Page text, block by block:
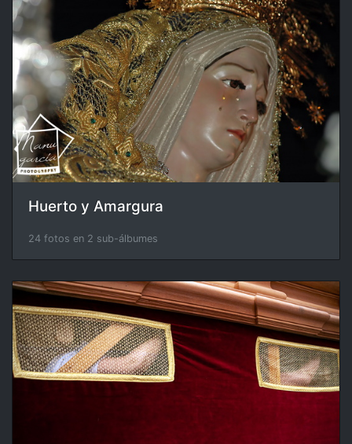
Huerto y Amargura
24 fotos en 2 sub-álbumes